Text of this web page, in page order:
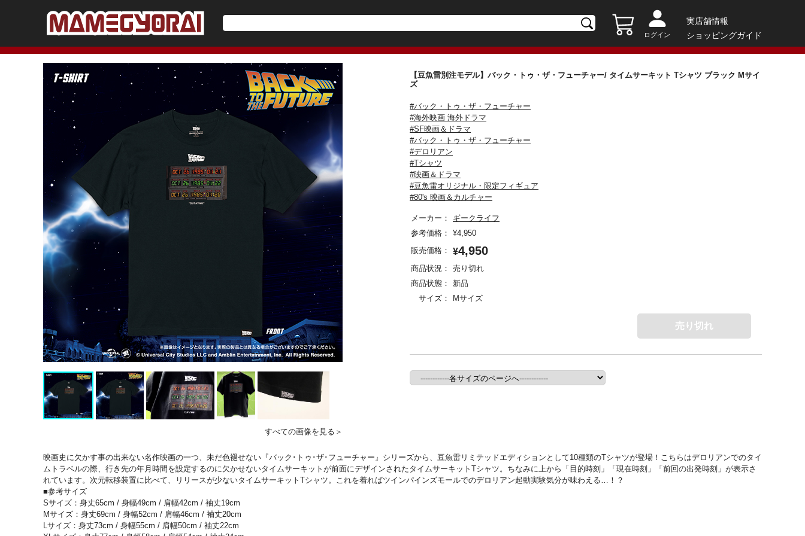
ログイン
実店舗情報
ショッピングガイド
すべての画像を見る＞
【豆魚雷別注モデル】バック・トゥ・ザ・フューチャー/ タイムサーキット Tシャツ ブラック Mサイ
ズ
#バック・トゥ・ザ・フューチャー
#海外映画 海外ドラマ
#SF映画＆ドラマ
#バック・トゥ・ザ・フューチャー
#デロリアン
#Tシャツ
#映画＆ドラマ
#豆魚雷オリジナル・限定フィギュア
#80's 映画＆カルチャー
メーカー：
ギークライフ
参考価格：
¥4,950
販売価格：
¥4,950
商品状況：
売り切れ
商品状態：
新品
サイズ：
Mサイズ
売り切れ
映画史に欠かす事の出来ない名作映画の一つ、未だ色褪せない『バック･トゥ･ザ･フューチャー』シリーズから、豆魚雷リミテッドエディションとして10種類のTシャツが登場！こちらはデロリアンでのタイ
ムトラベルの際、行き先の年月時間を設定するのに欠かせないタイムサーキットが前面にデザインされたタイムサーキットTシャツ。ちなみに上から「目的時刻」「現在時刻」「前回の出発時刻」が表示さ
れています。次元転移装置に比べて、リリースが少ないタイムサーキットTシャツ。これを着ればツインパインズモールでのデロリアン起動実験気分が味わえる…！？
■参考サイズ
Sサイズ：身丈65cm / 身幅49cm / 肩幅42cm / 袖丈19cm
Mサイズ：身丈69cm / 身幅52cm / 肩幅46cm / 袖丈20cm
Lサイズ：身丈73cm / 身幅55cm / 肩幅50cm / 袖丈22cm